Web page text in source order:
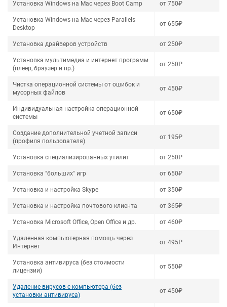
Установка Windows на Mac через Boot Camp от 750₽
Установка Windows на Mac через Parallels
Desktop
от 655₽
Установка драйверов устройств от 250₽
Установка мультимедиа и интернет программ
(плеер, браузер и пр.)
от 250₽
Чистка операционной системы от ошибок и
мусорных файлов
от 450₽
Индивидуальная настройка операционной
системы
от 650₽
Создание дополнительной учетной записи
(профиля пользователя)
от 195₽
Установка специализированных утилит от 250₽
Установка "больших" игр от 650₽
Установка и настройка Skype от 350₽
Установка и настройка почтового клиента от 365₽
Установка Microsoft Office, Open Office и др. от 460₽
Удаленная компьютерная помощь через
Интернет
от 495₽
Установка антивируса (без стоимости
лицензии)
от 550₽
Удаление вирусов с компьютера (без
установки антивируса)
от 450₽